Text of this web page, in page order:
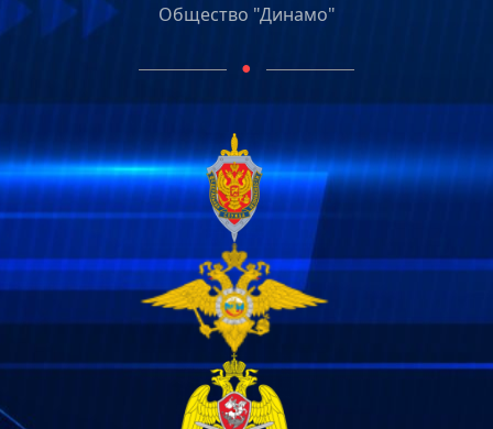
Общество "Динамо"